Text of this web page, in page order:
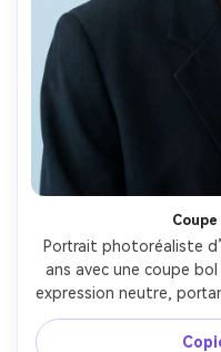
Portrait photoréaliste
ans avec une coupe
expression neutre,
minimaliste fond bleu
remplissage subtil,